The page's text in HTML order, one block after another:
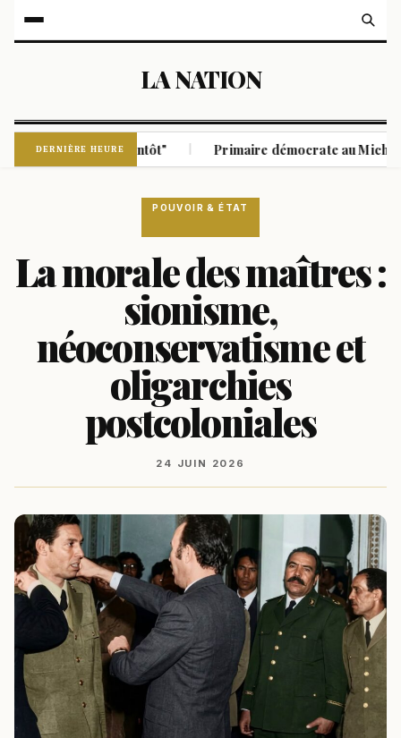
LA NATION
DERNIÈRE HEURE
"bientôt" | Primaire démocrate au Michigan : un
POUVOIR & ÉTAT
La morale des maîtres :
sionisme,
néoconservatisme et
oligarchies
postcoloniales
24 JUIN 2026